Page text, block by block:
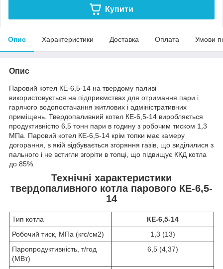
Купити
Опис Характеристики Доставка Оплата Умови
Опис
Паровий котел КЕ-6,5-14 на твердому паливі
використовується на підприємствах для отримання пари і
гарячого водопостачання житлових і адміністративних
приміщень. Твердопаливний котел КЕ-6,5-14 виробляється
продуктивністю 6,5 тонн пари в годину з робочим тиском 1,3
МПа. Паровий котел КЕ-6,5-14 крім топки має камеру
догорання, в якій відбувається згоряння газів, що виділилися з
пального і не встигли згоріти в топці, що підвищує ККД котла
до 85%.
Технічні характеристики
твердопаливного котла парового КЕ-6,5-
14
Тип котла
КЕ-6,5-14
Робочий тиск, МПа (кгс/см2)
1,3 (13)
Паропродуктивність, т/год
(МВт)
6,5 (4,37)